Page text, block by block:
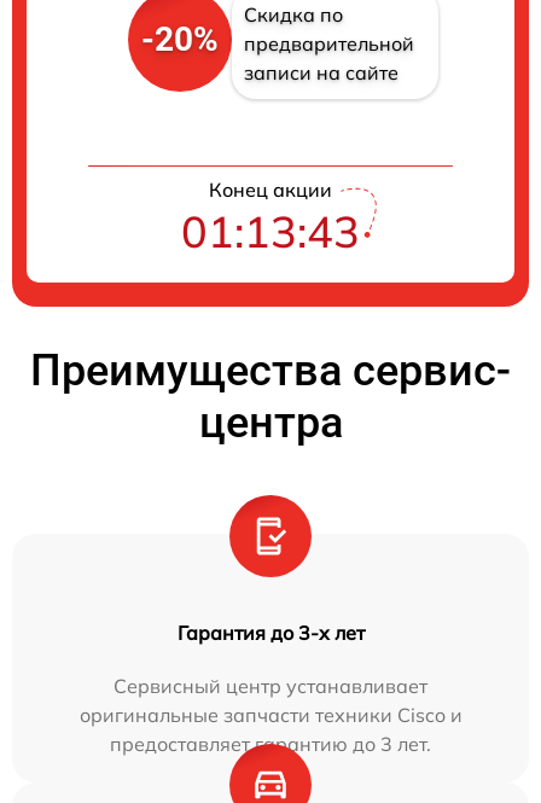
-20%
Скидка по
предварительной
записи на сайте
Конец акции
01:13:42
Преимущества сервис-
центра
Гарантия до 3-х лет
Сервисный центр устанавливает
оригинальные запчасти техники Cisco и
предоставляет гарантию до 3 лет.